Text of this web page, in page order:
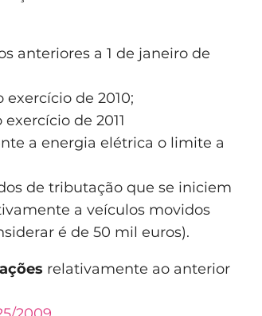
anteriores a 1 de janeiro de
de 2010;
de 2011
a energia elétrica o limite a
de tributação que se iniciem
a veículos movidos
é de 50 mil euros).
relativamente ao anterior